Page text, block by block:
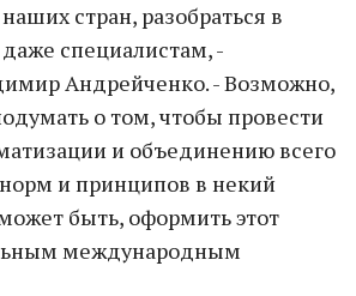
стран, разобраться в
специалистам, -
Андрейченко. - Возможно,
о том, чтобы провести
и объединению всего
и принципов в некий
быть, оформить этот
международным